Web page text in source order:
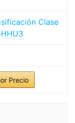
Clase
Precio